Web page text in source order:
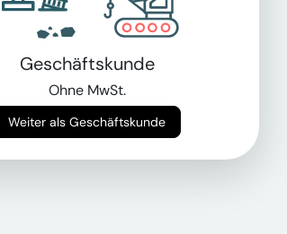
Geschäftskunde
Ohne MwSt.
Weiter als Geschäftskunde